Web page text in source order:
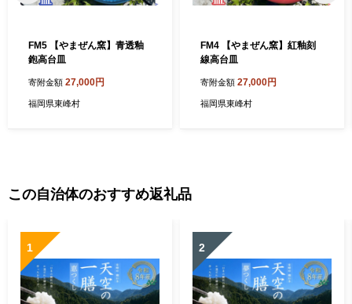
FM5 【やまぜん窯】青透釉
鉋高台皿
寄附金額 27,000円
福岡県東峰村
FM4 【やまぜん窯】紅釉刻
線高台皿
寄附金額 27,000円
福岡県東峰村
この自治体のおすすめ返礼品
1 2